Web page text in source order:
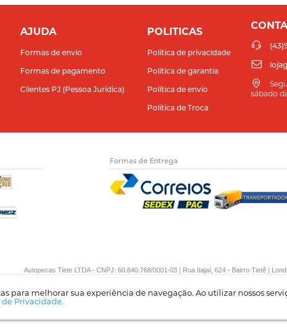
para melhorar sua experiência de navegação. Ao utilizar nossos
Privacidade.
AJUDA
Formas de envio
Formas de pagamento
Clientes PJ (Pessoa Jurídica)
POLITICAS
Política de privacidade
Política de garantia
Política de envio
Política de Troca
sábado
Formas de Entrega
Autopecas Tiete LTDA - CNPJ: 60.840.768/0001-03 | Rua Itajaí, 624 - Bairro Tietê |